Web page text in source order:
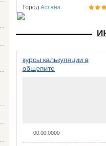
Город Астана
курсы калькуляции в
общепите
00.00.0000